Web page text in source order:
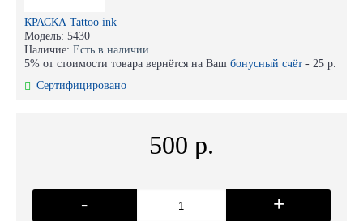
КРАСКА Tattoo ink
Модель: 5430
Наличие: Есть в наличии
5% от стоимости товара вернётся на Ваш бонусный счёт - 25 р.
Сертифицировано
500 р.
- +